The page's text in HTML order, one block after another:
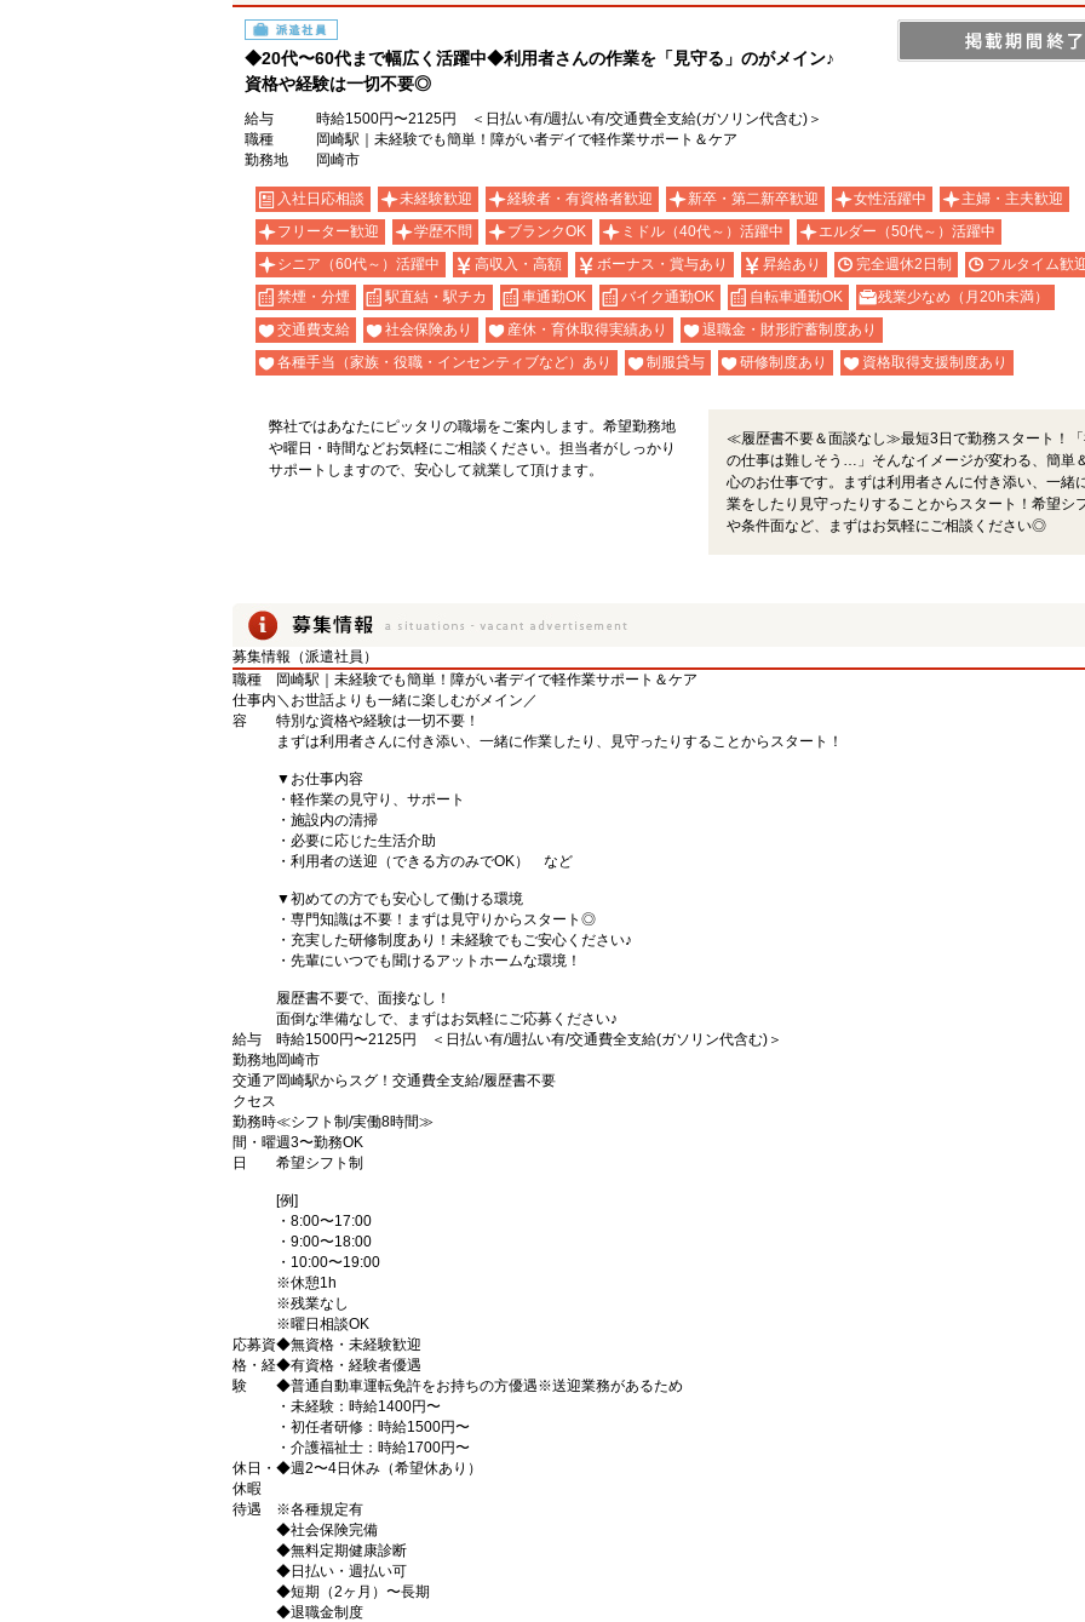
派遣社員
◆20代〜60代まで幅広く活躍中◆利用者さんの作業を「見守る」のがメイン♪
資格や経験は一切不要◎
給与
時給1500円〜2125円 ＜日払い有/週払い有/交通費全支給(ガソリン代含む)＞
職種
岡崎駅｜未経験でも簡単！障がい者デイで軽作業サポート＆ケア
勤務地
岡崎市
入社日応相談 未経験歓迎 経験者・有資格者歓迎 新卒・第二新卒歓迎 女性活躍中
主婦・主夫歓迎
フリーター歓迎
学歴不問 ブランクOK ミドル（40代～）活躍中
エルダー（50代～）活躍中
シニア（60代～）活躍中
高収入・高額 ボーナス・賞与あり 昇給あり 完全週休2日制
フルタイム歓
禁煙・分煙
駅直結・駅チカ 車通勤OK バイク通勤OK 自転車通勤OK
残業少なめ（月20h未満）
交通費支給
社会保険あり 産休・育休取得実績あり
退職金・財形貯蓄制度あり
各種手当（家族・役職・インセンティブなど）あり
制服貸与 研修制度あり 資格取得支援制度あり
弊社ではあなたにピッタリの職場をご案内します。希望勤務地
や曜日・時間などお気軽にご相談ください。担当者がしっかり
サポートしますので、安心して就業して頂けます。
≪履歴書不要＆面談なし≫最短3日で勤務スタート！
の仕事は難しそう…」そんなイメージが変わる、簡単
心のお仕事です。まずは利用者さんに付き添い、一緒
業をしたり見守ったりすることからスタート！希望シ
や条件面など、まずはお気軽にご相談ください◎
募集情報（派遣社員）
職種
岡崎駅｜未経験でも簡単！障がい者デイで軽作業サポート＆ケア
仕事内
容
＼お世話よりも一緒に楽しむがメイン／
特別な資格や経験は一切不要！
まずは利用者さんに付き添い、一緒に作業したり、見守ったりすることからスタート！
▼お仕事内容
・軽作業の見守り、サポート
・施設内の清掃
・必要に応じた生活介助
・利用者の送迎（できる方のみでOK） など
▼初めての方でも安心して働ける環境
・専門知識は不要！まずは見守りからスタート◎
・充実した研修制度あり！未経験でもご安心ください♪
・先輩にいつでも聞けるアットホームな環境！
履歴書不要で、面接なし！
面倒な準備なしで、まずはお気軽にご応募ください♪
給与
時給1500円〜2125円 ＜日払い有/週払い有/交通費全支給(ガソリン代含む)＞
勤務地岡崎市
交通ア
クセス
岡崎駅からスグ！交通費全支給/履歴書不要
勤務時
間・曜
日
≪シフト制/実働8時間≫
週3〜勤務OK
希望シフト制
[例]
・8:00〜17:00
・9:00〜18:00
・10:00〜19:00
※休憩1h
※残業なし
※曜日相談OK
応募資
格・経
験
◆無資格・未経験歓迎
◆有資格・経験者優遇
◆普通自動車運転免許をお持ちの方優遇※送迎業務があるため
・未経験：時給1400円〜
・初任者研修：時給1500円〜
・介護福祉士：時給1700円〜
休日・
休暇
◆週2〜4日休み（希望休あり）
待遇
※各種規定有
◆社会保険完備
◆無料定期健康診断
◆日払い・週払い可
◆短期（2ヶ月）〜長期
◆退職金制度